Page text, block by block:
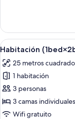
22sqm
4people)
para
no
fumadores
Connecting
22sqm
4people)
Abrir
todas
las
fotos
de
Habitación
(1bed×2beds
1
Habitación
25 metros
1 habitación
3 personas
3 camas
Wifi gratuito